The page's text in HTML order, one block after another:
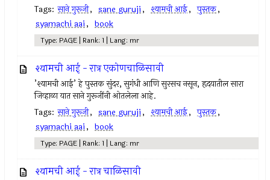
Tags: साने गुरूजी, sane guruji, श्यामची आई, पुस्तक,
syamachi aai, book
Type: PAGE | Rank: 1 | Lang: mr
श्यामची आई - रात्र एकोणचाळिसावी
’श्यामची आई’ हे पुस्तक सुंदर, सुगंधी आणि सुरसच नसून, हृदयातील सारा
जिव्हाळा यात साने गुरूजींनी ओतलेला आहे.
Tags: साने गुरूजी, sane guruji, श्यामची आई, पुस्तक,
syamachi aai, book
Type: PAGE | Rank: 1 | Lang: mr
श्यामची आई - रात्र चाळिसावी